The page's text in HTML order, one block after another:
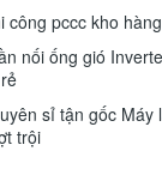
công pccc kho
nối ống gió
sỉ tận gốc Máy
trội